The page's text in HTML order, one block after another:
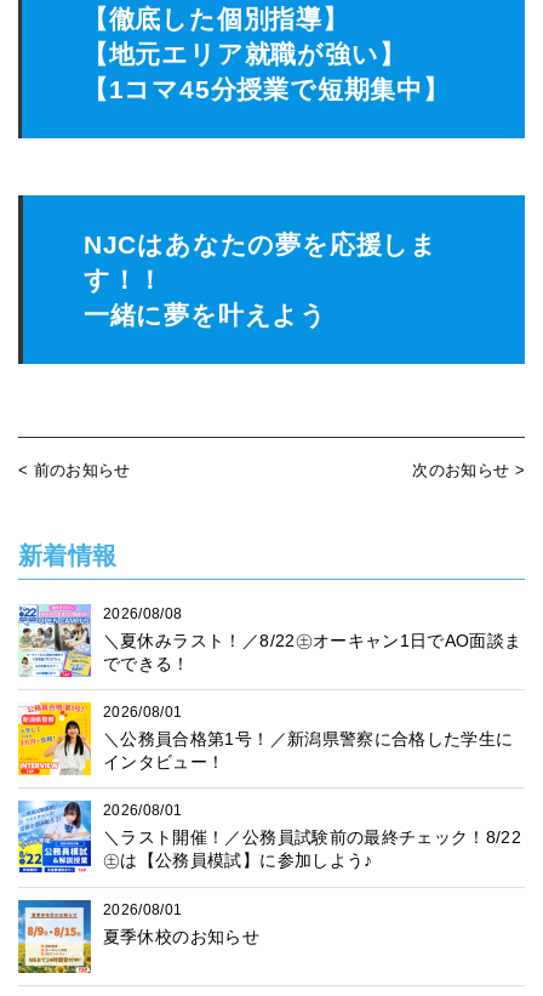
【徹底した個別指導】
【地元エリア就職が強い】
【1コマ45分授業で短期集中】
NJCはあなたの夢を応援しま
す！！
一緒に夢を叶えよう
< 前のお知らせ 次のお知らせ >
新着情報
2026/08/08
＼夏休みラスト！／8/22㊏オーキャン1日でAO面談ま
でできる！
2026/08/01
＼公務員合格第1号！／新潟県警察に合格した学生に
インタビュー！
2026/08/01
＼ラスト開催！／公務員試験前の最終チェック！8/22
㊏は【公務員模試】に参加しよう♪
2026/08/01
夏季休校のお知らせ